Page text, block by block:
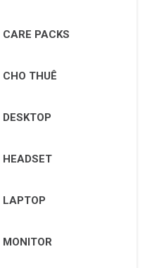
CARE PACKS
CHO THUÊ
DESKTOP
HEADSET
LAPTOP
MONITOR